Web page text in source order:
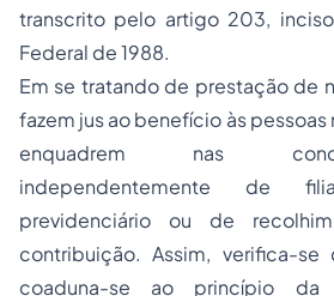
transcrito pelo artigo 203,
Federal de 1988.
Em se tratando de prestação de
fazem jus ao benefício às
enquadrem nas
independentemente de
previdenciário ou de
contribuição. Assim, verifica-
coaduna-se ao princípio da